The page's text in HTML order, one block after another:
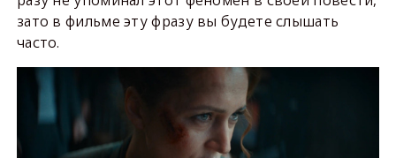
зато в фильме эту фразу вы будете слышать
часто.